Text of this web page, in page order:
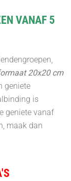
VANAF 5
20x20 cm
geniete
is
geniete vanaf
maak dan